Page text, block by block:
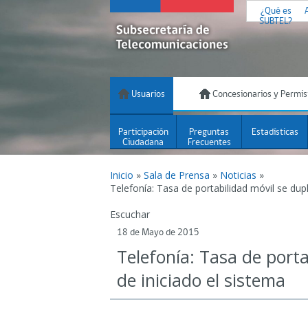
¿Qué es
SUBTEL?
Usuarios Concesionarios y
Participación
Ciudadana
Preguntas
Frecuentes
Estadísticas
Inicio » Sala de Prensa » Noticias »
Telefonía: Tasa de portabilidad móvil se
Escuchar
18 de Mayo de 2015
Telefonía: Tasa de
de iniciado el sistema